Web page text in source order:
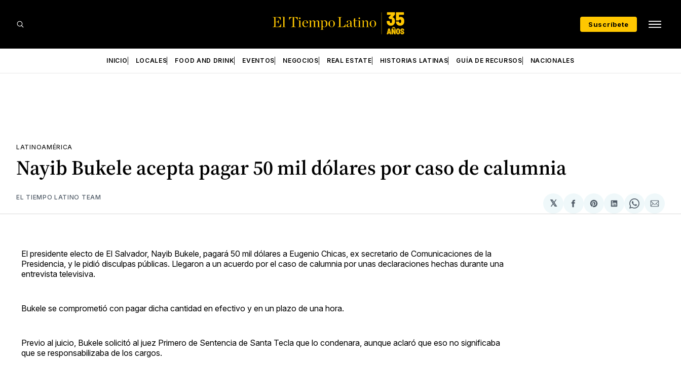
Suscríbete
INICIO LOCALES FOOD AND DRINK EVENTOS NEGOCIOS REAL ESTATE HISTORIAS LATINAS GUÍA DE RECURSOS NACIONALES
LATINOAMÉRICA
Nayib Bukele acepta pagar 50 mil dólares por caso de calumnia
EL TIEMPO LATINO TEAM
𝕏
Compartir
en
Share
on
Compartir
en
Share
on
via
El presidente electo de El Salvador, Nayib Bukele, pagará 50 mil dólares a Eugenio Chicas, ex secretario de Comunicaciones de la
Presidencia, y le pidió disculpas públicas. Llegaron a un acuerdo por el caso de calumnia por unas declaraciones hechas durante una
entrevista televisiva.
Bukele se comprometió con pagar dicha cantidad en efectivo y en un plazo de una hora.
Previo al juicio, Bukele solicitó al juez Primero de Sentencia de Santa Tecla que lo condenara, aunque aclaró que eso no significaba
que se responsabilizaba de los cargos.